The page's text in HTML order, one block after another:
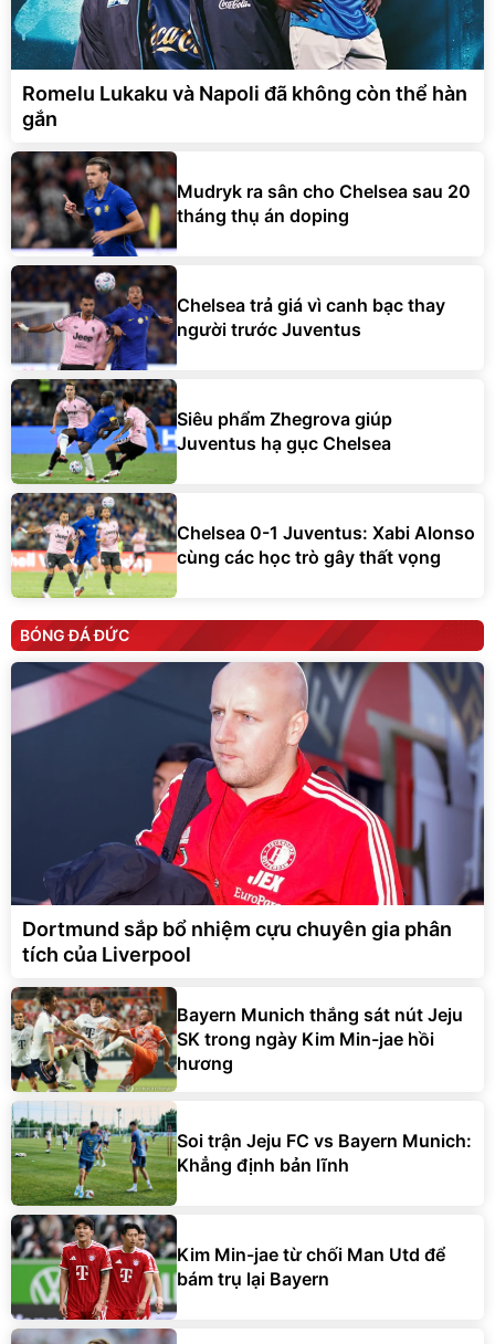
Romelu Lukaku và Napoli đã không còn thể hàn
gắn
Mudryk ra sân cho Chelsea sau 20
tháng thụ án doping
Chelsea trả giá vì canh bạc thay
người trước Juventus
Siêu phẩm Zhegrova giúp
Juventus hạ gục Chelsea
Chelsea 0-1 Juventus: Xabi Alonso
cùng các học trò gây thất vọng
BÓNG ĐÁ ĐỨC
Dortmund sắp bổ nhiệm cựu chuyên gia phân
tích của Liverpool
Bayern Munich thắng sát nút Jeju
SK trong ngày Kim Min-jae hồi
hương
Soi trận Jeju FC vs Bayern Munich:
Khẳng định bản lĩnh
Kim Min-jae từ chối Man Utd để
bám trụ lại Bayern